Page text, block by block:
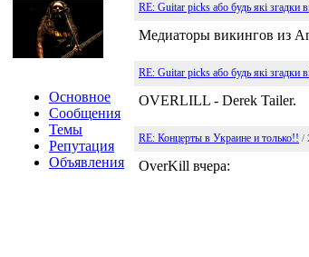
Основное
Сообщения
Темы
Репутация
Объявления
RE: Guitar picks або будь які згадки
Медиаторы викингов из
RE: Guitar picks або будь які згадки
OVERLILL - Derek Tailer.
RE: Концерты в Украине и только!! /
OverKill вчера: